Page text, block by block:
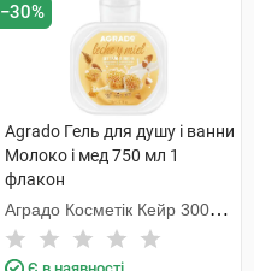
−30%
Agrado Гель для душу і ванни
Молоко і мед 750 мл 1
флакон
Аградо Косметік Кейр 3000
С.Л.У.